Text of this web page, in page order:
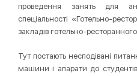
проведення занять для
спеціальності «Готельно-
закладів готельно-
Тут постають несподівані
машини і апарати до